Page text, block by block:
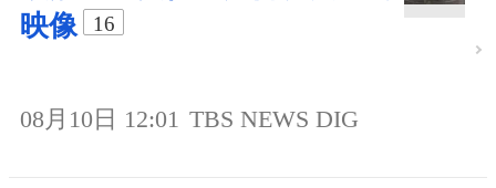
映像
16
08月10日 12:01 TBS NEWS DIG